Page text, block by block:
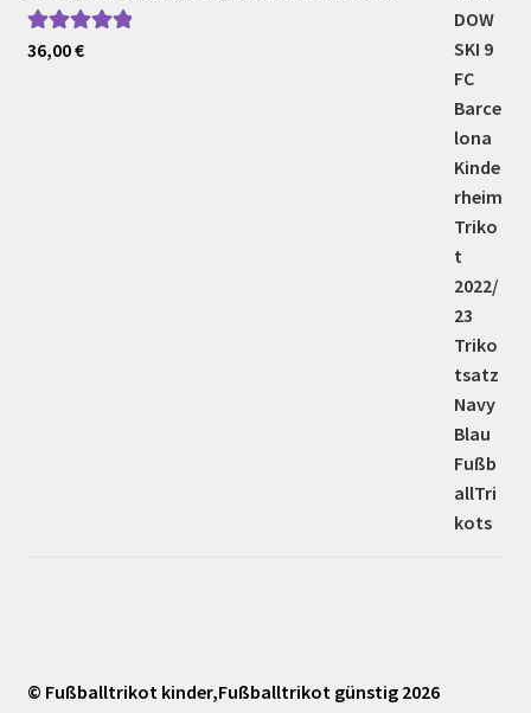
Bewertet mit
36,00€
© Fußballtrikot kinder,Fußballtrikot günstig 2026